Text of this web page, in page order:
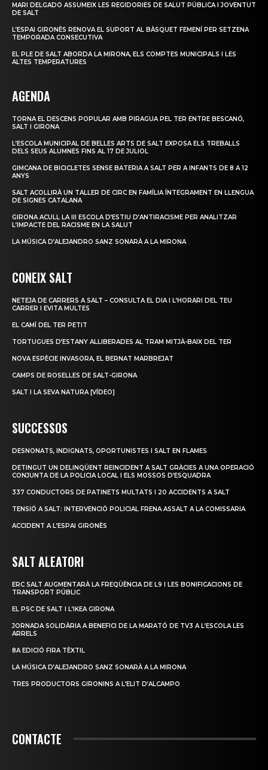
MARI DELGADO ASSUMEIX LES REGIDORIES DE SALUT PÚBLICA I JOVENTUT
DE SALT
L’ESPAI GIRONÈS RENOVA EL SUPORT AL BÀSQUET FEMENÍ PER SETZENA
TEMPORADA CONSECUTIVA
EL PLE DE SALT ABORDA LA MIRONA, ELS COMPTES MUNICIPALS I LES
ALTES TEMPERATURES
AGENDA
TORNA EL DESCENS POPULAR AMB PIRAGUA PEL TER ENTRE BESCANÓ,
SALT I GIRONA
L’ESCOLA MUNICIPAL DE BELLES ARTS DE SALT EXPOSA ELS TREBALLS
DELS SEUS ALUMNES FINS AL 17 DE JULIOL
GIMCANA DE BICICLETES SENSE BATERIA A SALT PER A INFANTS DE 8 A 12
ANYS
SALT ACOLLIRÀ UN TALLER DE CIRC EN FAMÍLIA ÍNTEGRAMENT EN LLENGUA
DE SIGNES CATALANA
GIRONA ACULL LA III ESCOLA D’ESTIU D’ANTIRACISME PER ANALITZAR
L’IMPACTE DEL RACISME EN LA SALUT
LA MÚSICA D’ALEJANDRO SANZ SONARÀ A LA MIRONA
CONEIX SALT
NETEJA DE CARRERS A SALT – CONSULTA EL DIA I L’HORARI DEL TEU
CARRER I EVITA MULTES
EL CAMÍ DEL TER PETIT
TORTUGUES D’ESTANY ALLIBERADES AL TRAM MITJÀ-BAIX DEL TER
NOVA ESPÈCIE INVASORA, EL BERNAT MARBREJAT
CAMPS DE ROSELLES DE SALT-GIRONA
SALT I LA SEVA NATURA [VÍDEO]
SUCCESSOS
DESNONATS, INDIGNATS, OPORTUNISTES I SALT EN FLAMES
DETINGUT UN DELINQÜENT REINCIDENT A SALT GRÀCIES A UNA OPERACIÓ
CONJUNTA DE LA POLICIA LOCAL I ELS MOSSOS D’ESQUADRA
337 CONDUCTORS DE PATINETS MULTATS I 20 ACCIDENTS A SALT
TENSIÓ A SALT: INTERVENCIÓ POLICIAL FRENA ASSALT A LA COMISSARIA
ACCIDENT A L’ESPAI GIRONÈS
SALT ALEATORI
ERC SALT AUGMENTARÀ LA FREQÜÈNCIA DE L9 I LES BONIFICACIONS DE
TRANSPORT PÚBLIC
EL PSC DE SALT I L’IKEA GIRONA
JORNADA SOLIDÀRIA A BENEFICI DE LA MARATÓ DE TV3 A L’ESCOLA LES
ARRELS
8A EDICIÓ FIRA TÈXTIL
LA MÚSICA D’ALEJANDRO SANZ SONARÀ A LA MIRONA
TRES PRODUCTORS GIRONINS A L’ELIT D’ALCAMPO
CONTACTE